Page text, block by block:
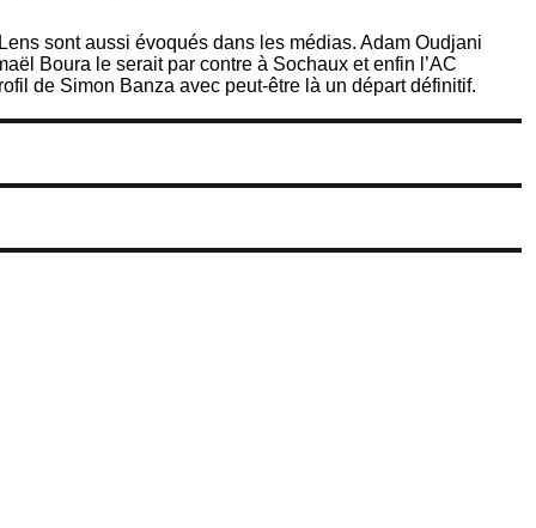
sont aussi évoqués dans les médias. Adam Oudjani
Boura le serait par contre à Sochaux et enfin l’AC
de Simon Banza avec peut-être là un départ définitif.